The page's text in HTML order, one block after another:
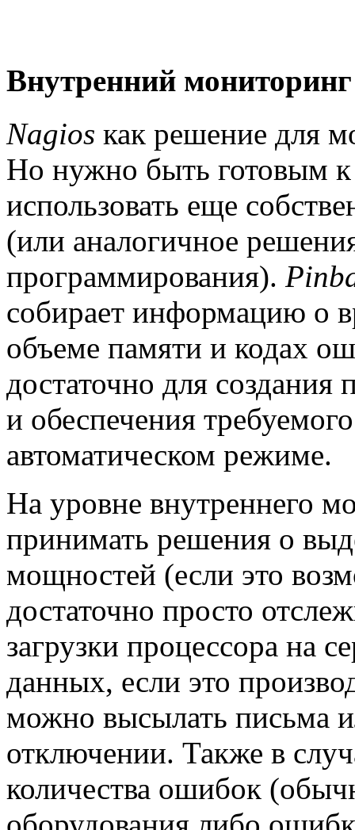
Внутренний мониторинг
Nagios как решение для
Но нужно быть готовым к
использовать еще
(или аналогичное
программирования).
собирает информацию о
объеме памяти и кодах
достаточно для
и обеспечения
автоматическом режиме.
На уровне внутреннего
принимать решения о
мощностей (если это
достаточно просто
загрузки процессора на
данных, если это
можно высылать письма
отключении. Также в
количества ошибок